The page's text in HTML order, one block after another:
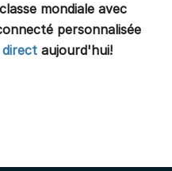
mondiale avec
personnalisée
directaujourd'hui!